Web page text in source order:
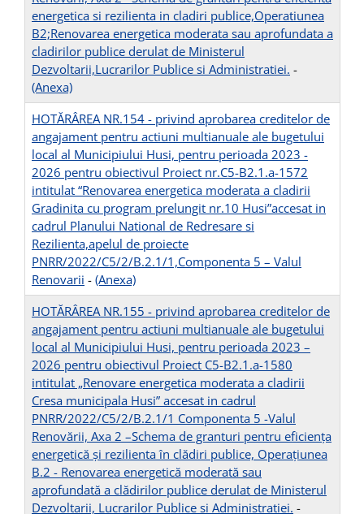
energetica si rezilienta in cladiri publice,Operatiunea
B2;Renovarea energetica moderata sau aprofundata a
cladirilor publice derulat de Ministerul
Dezvoltarii,Lucrarilor Publice si Administratiei. -
(Anexa)
HOTĂRÂREA NR.154 - privind aprobarea creditelor de
angajament pentru actiuni multianuale ale bugetului
local al Municipiului Husi, pentru perioada 2023 -
2026 pentru obiectivul Proiect nr.C5-B2.1.a-1572
intitulat “Renovarea energetica moderata a cladirii
Gradinita cu program prelungit nr.10 Husi”accesat in
cadrul Planului National de Redresare si
Rezilienta,apelul de proiecte
PNRR/2022/C5/2/B.2.1/1,Componenta 5 – Valul
Renovarii - (Anexa)
HOTĂRÂREA NR.155 - privind aprobarea creditelor de
angajament pentru actiuni multianuale ale bugetului
local al Municipiului Husi, pentru perioada 2023 –
2026 pentru obiectivul Proiect C5-B2.1.a-1580
intitulat „Renovare energetica moderata a cladirii
Cresa municipala Husi” accesat in cadrul
PNRR/2022/C5/2/B.2.1/1 Componenta 5 -Valul
Renovării, Axa 2 –Schema de granturi pentru eficienţa
energetică şi rezilienta în clădiri publice, Operaţiunea
B.2 - Renovarea energetică moderată sau
aprofundată a clădirilor publice derulat de Ministerul
Dezvoltarii, Lucrarilor Publice si Administratiei. -